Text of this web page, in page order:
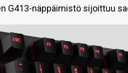
G413-näppäimistö sijoittuu